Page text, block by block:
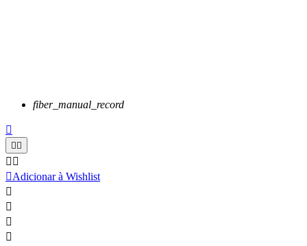
fiber_manual_record

 
 
Adicionar à Wishlist



